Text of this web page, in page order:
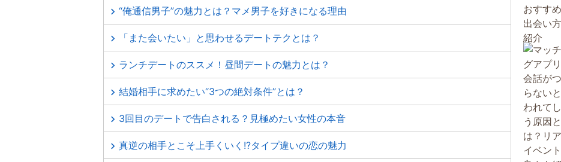
“俺通信男子”の魅力とは？マメ男子を好きになる理由
「また会いたい」と思わせるデートテクとは？
ランチデートのススメ！昼間デートの魅力とは？
結婚相手に求めたい“3つの絶対条件”とは？
3回目のデートで告白される？見極めたい女性の本音
真逆の相手とこそ上手くいく!?タイプ違いの恋の魅力